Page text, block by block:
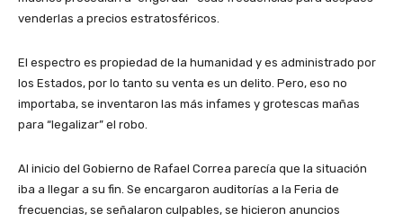
venderlas a precios estratosféricos.
El espectro es propiedad de la humanidad y es administrado por
los Estados, por lo tanto su venta es un delito. Pero, eso no
importaba, se inventaron las más infames y grotescas mañas
para “legalizar” el robo.
Al inicio del Gobierno de Rafael Correa parecía que la situación
iba a llegar a su fin. Se encargaron auditorías a la Feria de
frecuencias, se señalaron culpables, se hicieron anuncios